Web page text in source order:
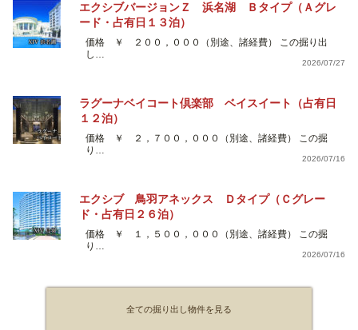
エクシブバージョンＺ 浜名湖 Ｂタイプ（Ａグレ
ード・占有日１３泊）
価格 ￥ ２００，０００（別途、諸経費） この掘り出
し…
2026/07/27
ラグーナベイコート倶楽部 ベイスイート（占有日
１２泊）
価格 ￥ ２，７００，０００（別途、諸経費） この掘
り…
2026/07/16
エクシブ 鳥羽アネックス Ｄタイプ（Ｃグレー
ド・占有日２６泊）
価格 ￥ １，５００，０００（別途、諸経費） この掘
り…
2026/07/16
全ての掘り出し物件を見る